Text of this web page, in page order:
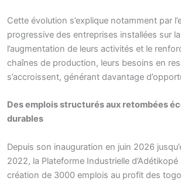
Cette évolution s’explique notamment par
progressive des entreprises installées sur
l’augmentation de leurs activités et le
chaînes de production, leurs besoins en
s’accroissent, générant davantage
Des emplois structurés aux retombées
durables
Depuis son inauguration en juin 2026
2022, la Plateforme Industrielle
création de 3000 emplois au profit des